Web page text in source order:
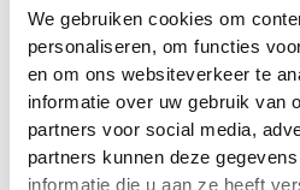
We gebruiken cookies om
personaliseren, om functies
en om ons websiteverkeer te
informatie over uw gebruik van
partners voor social media,
partners kunnen deze
informatie die u aan ze heeft
De meest voorkomende
je hier.
Bekijk alle